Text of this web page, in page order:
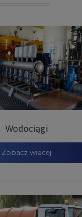
Wodociągi
Zobacz więcej